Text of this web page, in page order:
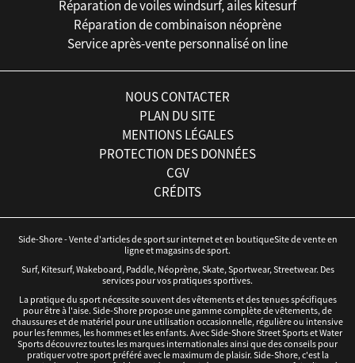
Réparation de voiles windsurf, ailes kitesurf
Réparation de combinaison néoprène
Service après-vente personnalisé on line
NOUS CONTACTER
PLAN DU SITE
MENTIONS LÉGALES
PROTECTION DES DONNÉES
CGV
CRÉDITS
Side-Shore - Vente d'articles de sport sur internet et en boutiqueSite de vente en
ligne et magasins de sport.
Surf, Kitesurf, Wakeboard, Paddle, Néoprène, Skate, Sportwear, Streetwear. Des
services pour vos pratiques sportives.
La pratique du sport nécessite souvent des vêtements et des tenues spécifiques
pour être à l'aise. Side-Shore propose une gamme complète de vêtements, de
chaussures et de matériel pour une utilisation occasionnelle, régulière ou intensive
pour les femmes, les hommes et les enfants. Avec Side-Shore Street Sports et Water
Sports découvrez toutes les marques internationales ainsi que des conseils pour
pratiquer votre sport préféré avec le maximum de plaisir. Side-Shore, c'est la